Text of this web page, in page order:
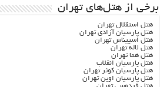
برخی از هتل‌های تهران
هتل استقلال تهران
هتل پارسیان آزادی تهران
هتل اسپیناس تهران
هتل لاله تهران
هتل هما تهران
هتل پارسیان انقلاب
هتل پارسیان کوثر تهران
هتل پارسیان اوین تهران